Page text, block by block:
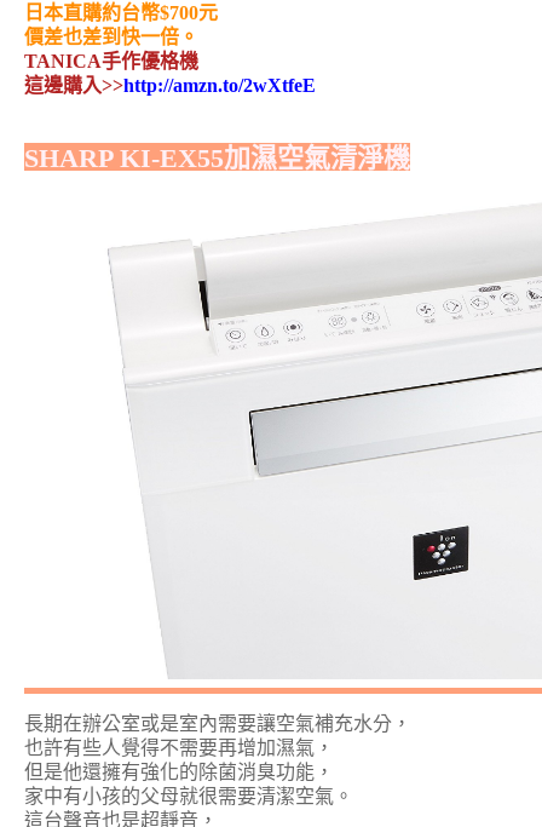
日本直購約台幣$700元
價差也差到快一倍。
TANICA手作優格機
這邊購入>>http://amzn.to/2wXtfeE
SHARP KI-EX55加濕空氣清淨機
長期在辦公室或是室內需要讓空氣補充水分，
也許有些人覺得不需要再增加濕氣，
但是他還擁有強化的除菌消臭功能，
家中有小孩的父母就很需要清潔空氣。
這台聲音也是超靜音，